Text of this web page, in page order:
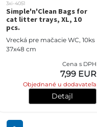
3xi-4051
Simple'n'Clean Bags for
cat litter trays, XL, 10
pcs.
Vrecká pre mačacie WC, 10ks
37x48 cm
Cena s DPH
7,99 EUR
Objednané u dodavateľa
Detajl